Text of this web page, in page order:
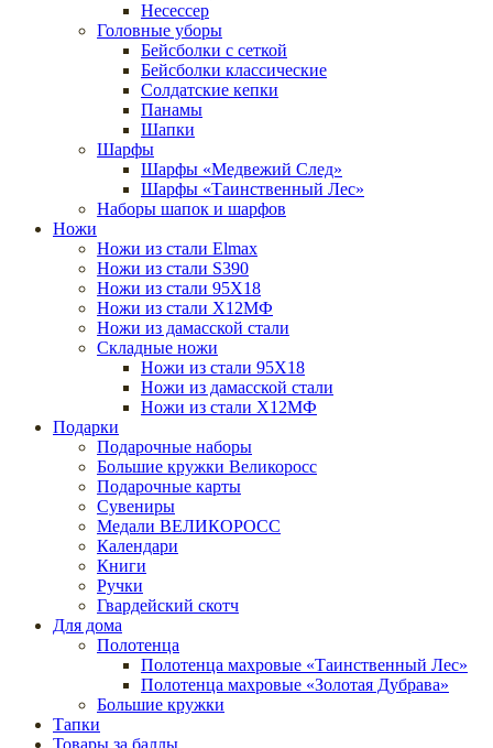
Несессер
Головные уборы
Бейсболки с сеткой
Бейсболки классические
Солдатские кепки
Панамы
Шапки
Шарфы
Шарфы «Медвежий След»
Шарфы «Таинственный Лес»
Наборы шапок и шарфов
Ножи
Ножи из стали Elmax
Ножи из стали S390
Ножи из стали 95X18
Ножи из стали Х12МФ
Ножи из дамасской стали
Складные ножи
Ножи из стали 95X18
Ножи из дамасской стали
Ножи из стали Х12МФ
Подарки
Подарочные наборы
Большие кружки Великоросс
Подарочные карты
Сувениры
Медали ВЕЛИКОРОСС
Календари
Книги
Ручки
Гвардейский скотч
Для дома
Полотенца
Полотенца махровые «Таинственный Лес»
Полотенца махровые «Золотая Дубрава»
Большие кружки
Тапки
Товары за баллы